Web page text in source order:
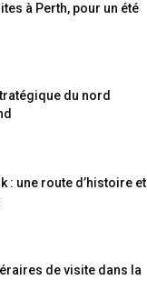
à Perth, pour un été
du nord
: une route d’histoire et
de visite dans la